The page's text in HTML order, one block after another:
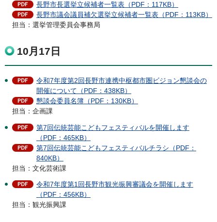
長野市長選挙立候補者一覧表（PDF：117KB）
長野市議会議員補欠選挙立候補者一覧表（PDF：113KB）
担当：選挙管理委員会事務局
10月17日
令和7年度第2回長野市連携中枢都市圏ビジョン懇談会の
開催について（PDF：438KB）
懇談会委員名簿（PDF：130KB）
担当：企画課
第7回伝統芸能こどもフェスティバルを開催します
（PDF：465KB）
第7回伝統芸能こどもフェスティバルチラシ（PDF：
840KB）
担当：文化芸術課
令和7年度第1回長野市観光振興審議会を開催します
（PDF：456KB）
担当：観光振興課